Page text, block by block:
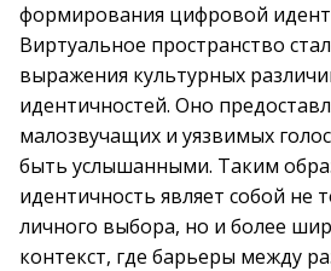
формирования цифровой
Виртуальное пространство
выражения культурных
идентичностей. Оно
малозвучащих и уязвимых
быть услышанными. Таким
идентичность являет собой не
личного выбора, но и более
контекст, где барьеры между